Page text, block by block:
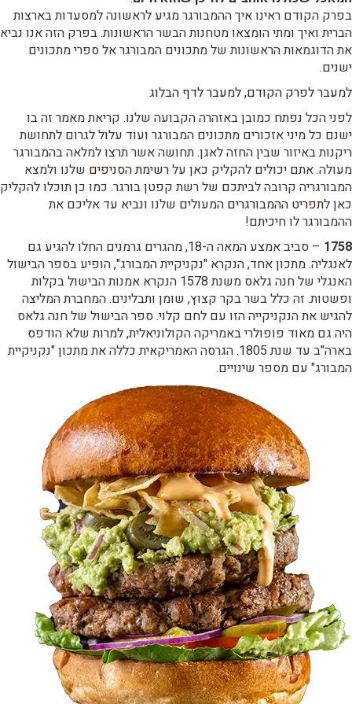
בפרק הקודם ראינו איך ההמבורגר מגיע לראשונה למסעדות בארצות
הברית ואיך ומתי הומצאו מטחנות הבשר הראשונות. בפרק הזה אנו נביא
את הדוגמאות הראשונות של מתכונים המבורגר אל ספרי מתכונים
ישנים.
למעבר לפרק הקודם,למעבר לדף הבלוג
לפני הכל נפתח כמובן באזהרה הקבועה שלנו. קריאת מאמר זה בו
ישנם כל מיני אזכורים מתכונים המבורגר ועוד עלול לגרום לתחושת
ריקנות באיזור שבין החזה לאגן. תחושה אשר תרצו למלאה בהמבורגר
מעולה. אתם יכולים להקליק כאן עלרשימת הסניפים שלנו ולמצא
המבורגריה קרובה לביתכם של רשת קפטן בורגר. כמו כן תוכלו להקליק
כאן לתפריט ההמבורגרים המעולים שלנו ונביא עד אליכם את
ההמבורגר לו חיכיתם!
1758
– סביב אמצע המאה ה-18, מהגרים גרמנים החלו להגיע גם
לאנגליה. מתכון אחד, הנקרא "נקניקיית המבורג", הופיע בספר הבישול
האנגלי של חנה גלאס משנת 1578 הנקרא אמנות הבישול בקלות
ופשטות. זה כלל בשר בקר קצוץ, שומן ותבלינים. המחברת המליצה
להגיש את הנקניקייה הזו עם לחם קלוי. ספר הבישול של חנה גלאס
היה גם מאוד פופולרי באמריקה הקולוניאלית, למרות שלא הודפס
בארה"ב עד שנת 1805. הגרסה האמריקאית כללה את מתכון "נקניקיית
המבורג" עם מספר שינויים.